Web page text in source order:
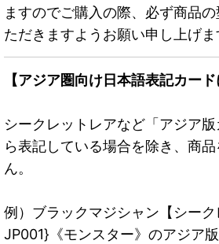
ますのでご購入の際、必ず商品
ただきますようお願い申し上げま
【アジア圏向け日本語表記カード
シークレットレアなど「アジア
ら表記している場合を除き、商
ん。
例）ブラックマジシャン【シー
JP001}《モンスター》のアジア